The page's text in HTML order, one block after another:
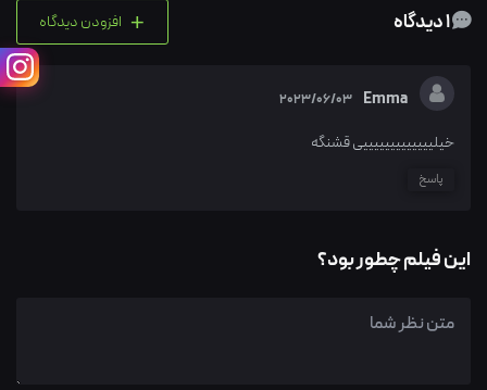
+ افزودن دیدگاه
Emma
2023/06/03
خیلیییییییییییییی قشنگه
پاسخ
این فیلم چطور بود؟